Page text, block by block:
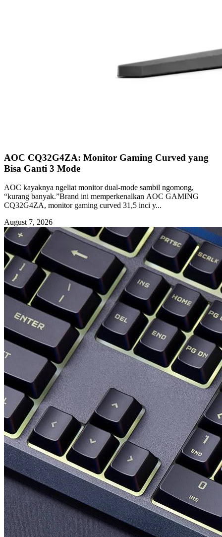
AOC CQ32G4ZA: Monitor Gaming Curved yang
Bisa Ganti 3 Mode
AOC kayaknya ngeliat monitor dual-mode sambil ngomong,
“kurang banyak.”Brand ini memperkenalkan AOC GAMING
CQ32G4ZA, monitor gaming curved 31,5 inci y...
August 7, 2026